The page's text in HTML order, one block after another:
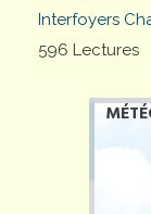
Interfoyers
596 Lectures